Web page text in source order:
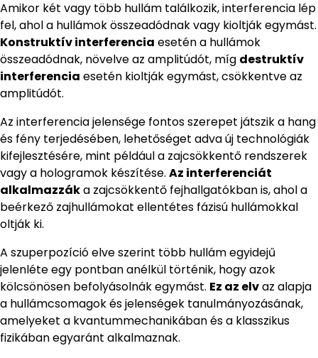
Amikor két vagy több hullám találkozik, interferencia lép
fel, ahol a hullámok összeadódnak vagy kioltják egymást.
Konstruktív interferencia esetén a hullámok
összeadódnak, növelve az amplitúdót, míg destruktív
interferencia esetén kioltják egymást, csökkentve az
amplitúdót.
Az interferencia jelensége fontos szerepet játszik a hang
és fény terjedésében, lehetőséget adva új technológiák
kifejlesztésére, mint például a zajcsökkentő rendszerek
vagy a hologramok készítése. Az interferenciát
alkalmazzáka zajcsökkentő fejhallgatókban is, ahol a
beérkező zajhullámokat ellentétes fázisú hullámokkal
oltják ki.
A szuperpozíció elve szerint több hullám egyidejű
jelenléte egy pontban anélkül történik, hogy azok
kölcsönösen befolyásolnák egymást. Ez az elvaz alapja
a hullámcsomagok és jelenségek tanulmányozásának,
amelyeket a kvantummechanikában és a klasszikus
fizikában egyaránt alkalmaznak.